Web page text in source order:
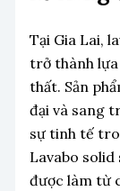
Tại Gia Lai,
trở thành
thất. Sản
đại và sang
sự tinh tế
Lavabo solid
được làm từ